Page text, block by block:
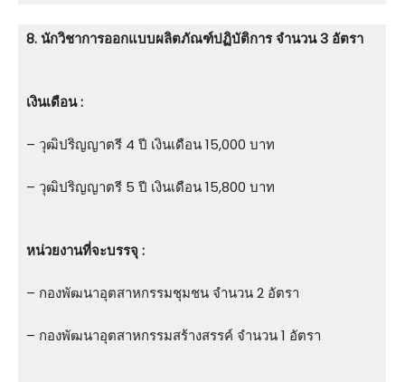
8. นักวิชาการออกแบบผลิตภัณฑ์ปฏิบัติการ จำนวน 3 อัตรา
เงินเดือน :
– วุฒิปริญญาตรี 4 ปี เงินเดือน 15,000 บาท
– วุฒิปริญญาตรี 5 ปี เงินเดือน 15,800 บาท
หน่วยงานที่จะบรรจุ :
– กองพัฒนาอุตสาหกรรมชุมชน จำนวน 2 อัตรา
– กองพัฒนาอุตสาหกรรมสร้างสรรค์ จำนวน 1 อัตรา